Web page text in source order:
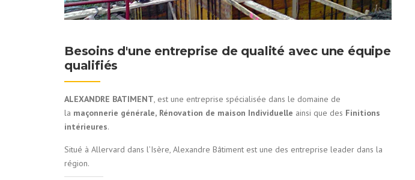
Besoins d'une entreprise de qualité avec une équipe
qualifiés
ALEXANDRE BATIMENT, est une entreprise spécialisée dans le domaine de
la maçonnerie générale, Rénovation de maison Individuelle ainsi que des Finitions
intérieures.
Situé à Allervard dans l’Isère, Alexandre Bâtiment est une des entreprise leader dans la
région.